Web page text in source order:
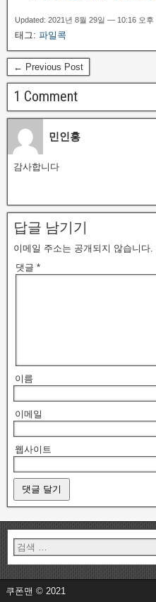
Updated: 2021년 8월 29일 — 10:16 오후
태그: 파일콕
← Previous Post
1 Comment
민인홍
감사합니다
답글 남기기
이메일 주소는 공개되지 않습니다.
댓글 *
이름
이메일
웹사이트
쿠폰맨 © 2021